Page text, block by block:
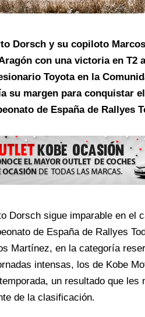
Dorsch y su copiloto
con una victoria en T2
Toyota en la
su margen para conquistar
de España de Rallyes
Dorsch sigue imparable en el
de España de Rallyes
Martínez, en la categoría
intensas, los de Kobe
un resultado que
de la clasificación.